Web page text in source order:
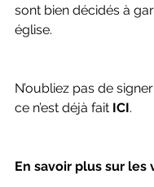
sont bien décidés à
église.
N’oubliez pas de
ce n’est déjà fait ICI.
En savoir plus sur les